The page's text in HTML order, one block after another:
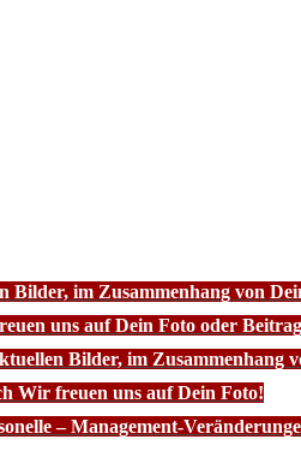
Bilder, im Zusammenhang von
uns auf Dein Foto oder
Bilder, im
Wir freuen uns auf Dein Foto!
– Management-